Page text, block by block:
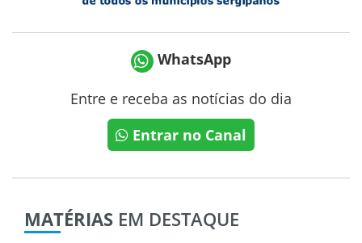
WhatsApp
Entre e receba as notícias do dia
Entrar no Canal
MATÉRIAS EM DESTAQUE